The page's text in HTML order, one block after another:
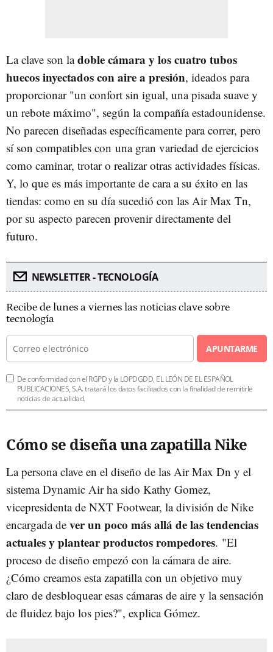
La clave son ladoble cámara y los cuatro tubos
huecos inyectados con aire a presión, ideados para
proporcionar "un confort sin igual, una pisada suave y
un rebote máximo", según la compañía estadounidense.
No parecen diseñadas específicamente para correr, pero
sí son compatibles con una gran variedad de ejercicios
como caminar, trotar o realizar otras actividades físicas.
Y, lo que es más importante de cara a su éxito en las
tiendas: como en su día sucedió con las Air Max Tn,
por su aspecto parecen provenir directamente del
futuro.
NEWSLETTER - TECNOLOGÍA
Recibe de lunes a viernes las noticias clave sobre
tecnología
APUNTARME
De conformidad con el RGPD y la LOPDGDD, EL LEÓN DE EL ESPAÑOL
PUBLICACIONES, S.A. tratará los datos facilitados con la finalidad de remitirle
noticias de actualidad.
Cómo se diseña una zapatilla Nike
La persona clave en el diseño de las Air Max Dn y el
sistema Dynamic Air ha sido Kathy Gomez,
vicepresidenta de NXT Footwear, la división de Nike
encargada de ver un poco más allá de las tendencias
actuales y plantear productos rompedores. "El
proceso de diseño empezó con la cámara de aire.
¿Cómo creamos esta zapatilla con un objetivo muy
claro de desbloquear esas cámaras de aire y la sensación
de fluidez bajo los pies?", explica Gómez.